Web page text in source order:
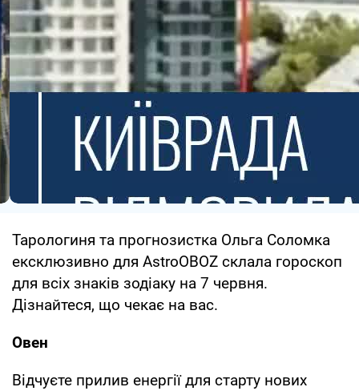
Тарологиня та прогнозистка Ольга Соломка
ексклюзивно для AstroOBOZ склала гороскоп
для всіх знаків зодіаку на 7 червня.
Дізнайтеся, що чекає на вас.
Овен
Відчуєте прилив енергії для старту нових